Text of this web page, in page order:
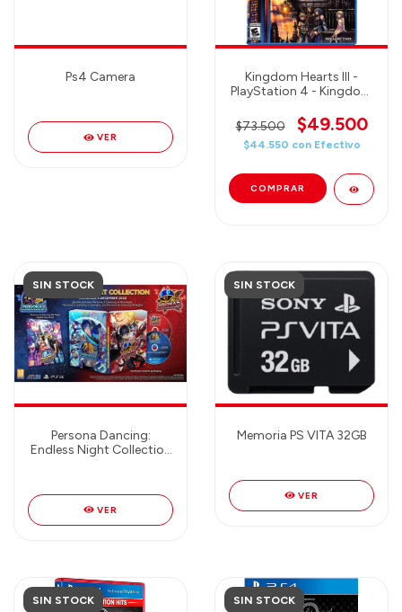
Ps4 Camera
VER
Kingdom Hearts III -
PlayStation 4 - Kingdom
$73.500
$49.500
$44.550 con Efectivo
SIN STOCK
Persona Dancing:
Endless Night Collection
VER
SIN STOCK
Memoria PS VITA 32GB
VER
SIN STOCK SIN STOCK